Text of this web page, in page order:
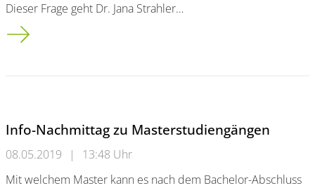
Dieser Frage geht Dr. Jana Strahler…
Wuppertaler Wissenschaftlerin untersucht Einflüsse auf das
Info-Nachmittag zu Masterstudiengängen
08.05.2019 |
13:48 Uhr
Mit welchem Master kann es nach dem Bachelor-Abschluss